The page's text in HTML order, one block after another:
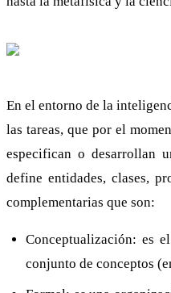
En el entorno de la
las tareas, que por el
especifican o desarrollan
define entidades, clases,
complementarias que son:
Conceptualización: es
conjunto de conceptos